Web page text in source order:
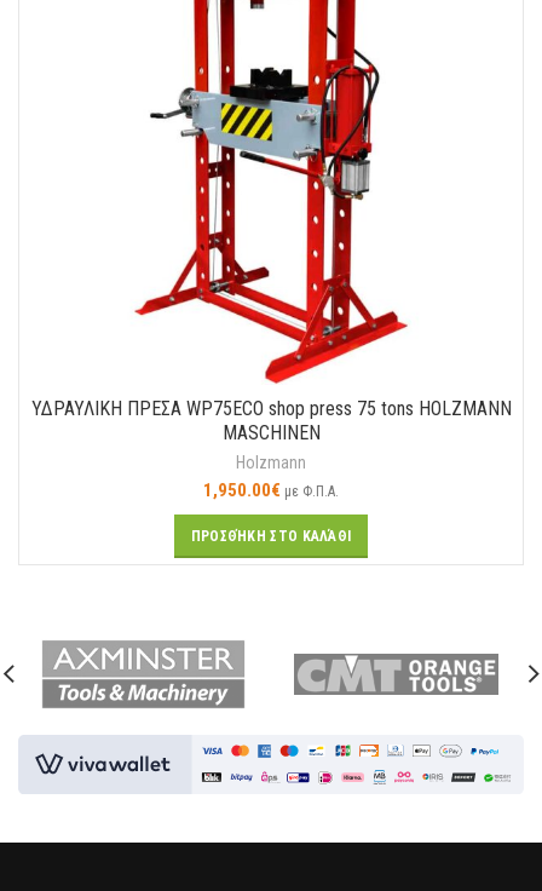
ΥΔΡΑΥΛΙΚΗ ΠΡΕΣΑ WP75ECO shop press 75 tons HOLZMANN
MASCHINEN
Holzmann
1,950.00€ με Φ.Π.Α.
ΠΡΟΣΘΉΚΗ ΣΤΟ ΚΑΛΆΘΙ